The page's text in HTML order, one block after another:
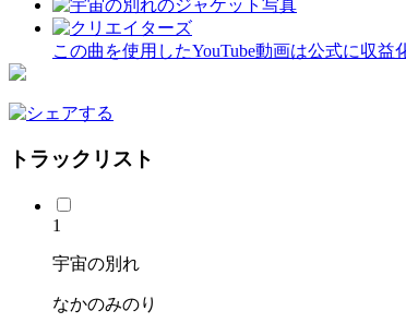
この曲を使用したYouTube動画は公式に収
トラックリスト
1
宇宙の別れ
なかのみのり